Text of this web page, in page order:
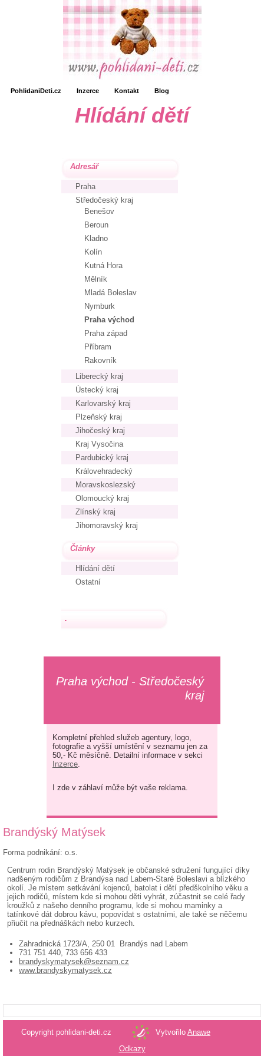
PohlidaniDeti.cz Inzerce Kontakt Blog
Hlídání dětí
Adresář
Praha
Středočeský kraj
Benešov
Beroun
Kladno
Kolín
Kutná Hora
Mělník
Mladá Boleslav
Nymburk
Praha východ
Praha západ
Příbram
Rakovník
Liberecký kraj
Ústecký kraj
Karlovarský kraj
Plzeňský kraj
Jihočeský kraj
Kraj Vysočina
Pardubický kraj
Královehradecký
Moravskoslezský
Olomoucký kraj
Zlínský kraj
Jihomoravský kraj
Články
Hlídání dětí
Ostatní
.
Praha východ - Středočeský
kraj
Kompletní přehled služeb agentury, logo,
fotografie a vyšší umístění v seznamu jen za
50,- Kč měsíčně. Detailní informace v sekci
Inzerce.
I zde v záhlaví může být vaše reklama.
Brandýský Matýsek
Forma podnikání: o.s.
Centrum rodin Brandýský Matýsek je občanské sdružení fungující díky
nadšeným rodičům z Brandýsa nad Labem-Staré Boleslavi a blízkého
okolí. Je místem setkávání kojenců, batolat i dětí předškolního věku a
jejich rodičů, místem kde si mohou děti vyhrát, zúčastnit se celé řady
kroužků z našeho denního programu, kde si mohou maminky a
tatínkové dát dobrou kávu, popovídat s ostatními, ale také se něčemu
přiučit na přednáškách nebo kurzech.
Zahradnická 1723/A, 250 01 Brandýs nad Labem
731 751 440, 733 656 433
brandyskymatysek@seznam.cz
www.brandyskymatysek.cz
Copyright pohlidani-deti.cz Vytvořilo Anawe
Odkazy